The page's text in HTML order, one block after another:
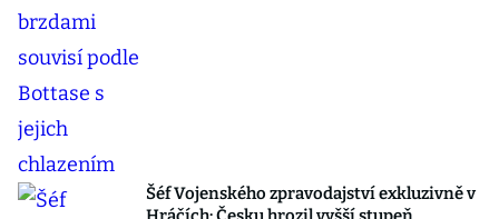
Šéf Vojenského zpravodajství exkluzivně v